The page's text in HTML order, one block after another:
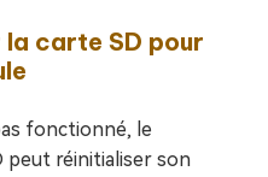
carte SD pour
fonctionné, le
peut réinitialiser son